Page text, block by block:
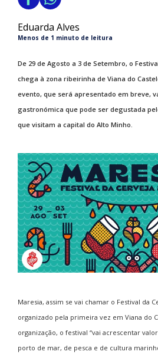
Eduarda Alves
Menos de 1 minuto de leitura
De 29 de Agosto a 3 de Setembro, o
chega à zona ribeirinha de Viana do
evento, que será apresentado em breve,
gastronómica que pode ser degustada
que visitam a capital do Alto Minho.
Maresia, assim se vai chamar o Festival da
organizado pela primeira vez em Viana do
organização, o festival “vai acrescentar
porto de mar, de pesca e de cultura